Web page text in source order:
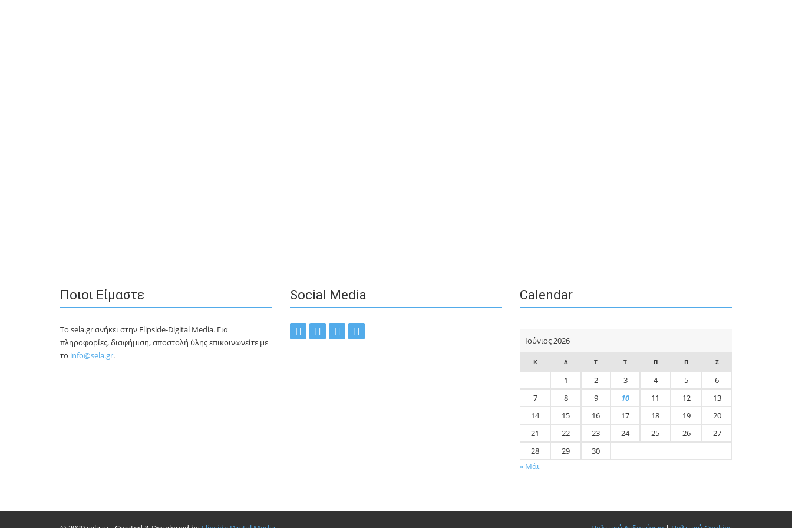
Ποιοι Είμαστε
Το sela.gr ανήκει στην Flipside-Digital Media. Για
πληροφορίες, διαφήμιση, αποστολή ύλης επικοινωνείτε με
το info@sela.gr.
Social Media Calendar
Ιούνιος 2026
Κ Δ Τ Τ Π Π Σ
1 2 3 4 5
6
7
8 9 10 11 12
13
14
15 16 17 18 19
20
21
22 23 24 25 26
27
28
29
30
« Μάι